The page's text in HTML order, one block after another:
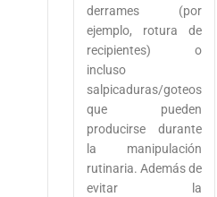
derrames (por
ejemplo, rotura de
recipientes) o
incluso
salpicaduras/goteos
que pueden
producirse durante
la manipulación
rutinaria. Además de
evitar la